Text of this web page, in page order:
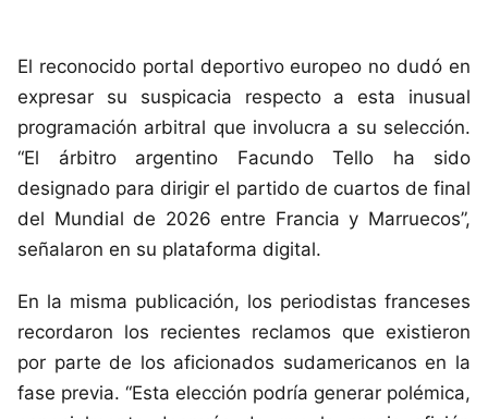
El reconocido portal deportivo europeo no dudó en
expresar su suspicacia respecto a esta inusual
programación arbitral que involucra a su selección.
“El árbitro argentino Facundo Tello ha sido
designado para dirigir el partido de cuartos de final
del Mundial de 2026 entre Francia y Marruecos”,
señalaron en su plataforma digital.
En la misma publicación, los periodistas franceses
recordaron los recientes reclamos que existieron
por parte de los aficionados sudamericanos en la
fase previa. “Esta elección podría generar polémica,